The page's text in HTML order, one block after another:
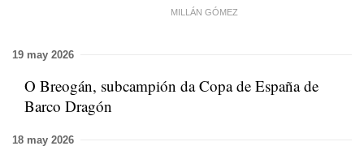
MILLÁN GÓMEZ
19 may 2026
O Breogán, subcampión da Copa de España de
Barco Dragón
18 may 2026